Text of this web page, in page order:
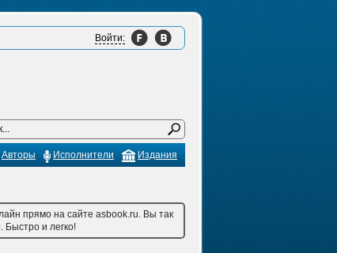
Войти:
Издания
Исполнители
Авторы
прямо на сайте asbook.ru. Вы так
Быстро и легко!